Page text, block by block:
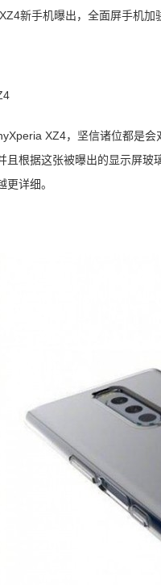
XZ4，坚信诸位都是
且根据这张被曝出的显示屏
更详细。